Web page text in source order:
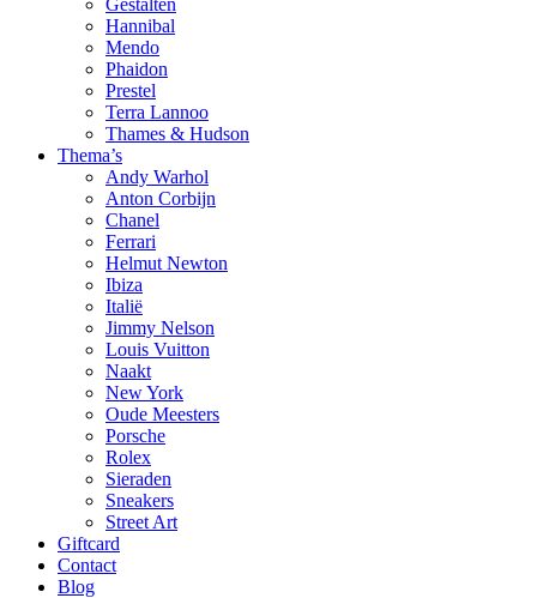
Gestalten
Hannibal
Mendo
Phaidon
Prestel
Terra Lannoo
Thames & Hudson
Thema’s
Andy Warhol
Anton Corbijn
Chanel
Ferrari
Helmut Newton
Ibiza
Italië
Jimmy Nelson
Louis Vuitton
Naakt
New York
Oude Meesters
Porsche
Rolex
Sieraden
Sneakers
Street Art
Giftcard
Contact
Blog